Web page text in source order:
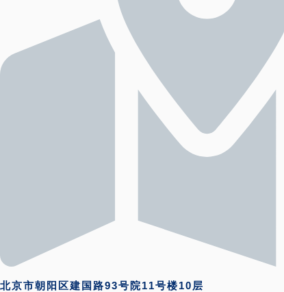
北京市朝阳区建国路93号院11号楼10层